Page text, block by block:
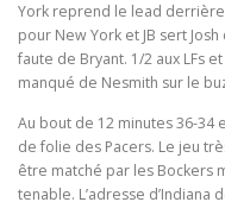
York reprend le lead
pour New York et JB sert
faute de Bryant. 1/2 aux LFs
manqué de Nesmith sur le
Au bout de 12 minutes 36-34
de folie des Pacers. Le jeu
être matché par les Bockers
tenable. L’adresse